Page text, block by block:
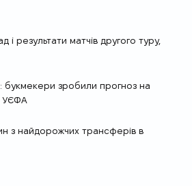
результати матчів другого туру,
зробили прогноз на
УЄФА
з найдорожчих трансферів в